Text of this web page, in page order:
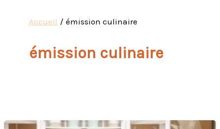
Accueil émission culinaire
émission culinaire